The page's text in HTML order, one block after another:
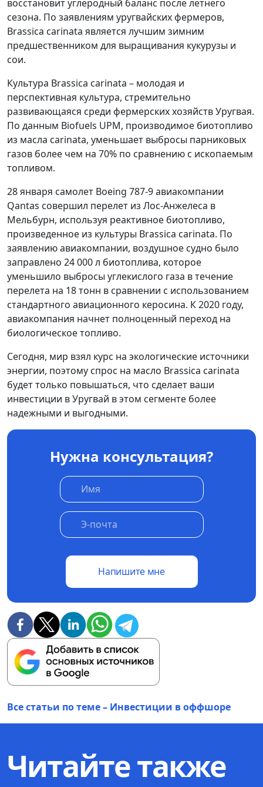
восстановит углеродный баланс после летнего
сезона. По заявлениям уругвайских фермеров,
Brassica carinata является лучшим зимним
предшественником для выращивания кукурузы и
сои.
Культура Brassica carinata – молодая и
перспективная культура, стремительно
развивающаяся среди фермерских хозяйств Уругвая.
По данным Biofuels UPM, производимое биотопливо
из масла carinata, уменьшает выбросы парниковых
газов более чем на 70% по сравнению с ископаемым
топливом.
28 января самолет Boeing 787-9 авиакомпании
Qantas совершил перелет из Лос-Анжелеса в
Мельбурн, используя реактивное биотопливо,
произведенное из культуры Brassica carinata. По
заявлению авиакомпании, воздушное судно было
заправлено 24 000 л биотоплива, которое
уменьшило выбросы углекислого газа в течение
перелета на 18 тонн в сравнении с использованием
стандартного авиационного керосина. К 2020 году,
авиакомпания начнет полноценный переход на
биологическое топливо.
Сегодня, мир взял курс на экологические источники
энергии, поэтому спрос на масло Brassica carinata
будет только повышаться, что сделает ваши
инвестиции в Уругвай в этом сегменте более
надежными и выгодными.
Нужна консультация?
Напишите мне
Все статьи по теме – Инвестиции в оффшоре
Читайте также